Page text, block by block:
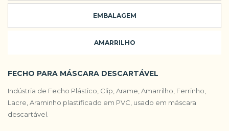
EMBALAGEM
AMARRILHO
FECHO PARA MÁSCARA DESCARTÁVEL
Indústria de Fecho Plástico, Clip, Arame, Amarrilho, Ferrinho,
Lacre, Araminho plastificado em PVC, usado em máscara
descartável.